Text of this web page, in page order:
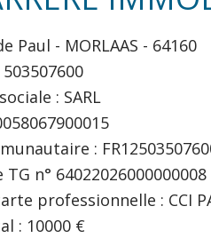
Paul - MORLAAS - 64160
503507600
: SARL
:
n° 64022026000000008
professionnelle : CCI
: 10000 €